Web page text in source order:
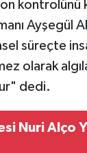
kontrolünü
Ayşegül
süreçte
olarak
dedi.
Nuri Alço